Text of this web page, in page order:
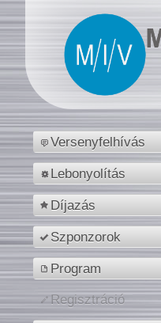
Versenyfelhívás
Lebonyolítás
Díjazás
Szponzorok
Program
Regisztráció